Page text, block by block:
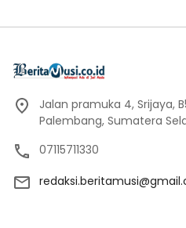
Jalan pramuka 4, Srijaya,
Palembang, Sumatera
07115711330